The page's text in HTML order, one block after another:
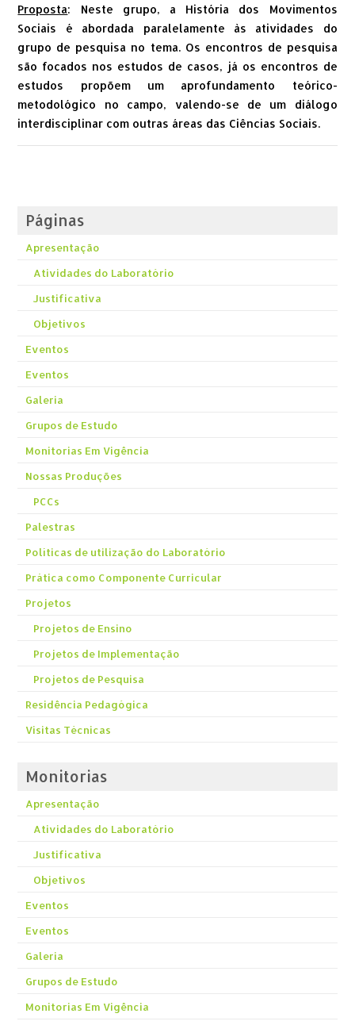
Proposta: Neste grupo, a História dos Movimentos
Sociais é abordada paralelamente às atividades do
grupo de pesquisa no tema. Os encontros de pesquisa
são focados nos estudos de casos, já os encontros de
estudos propõem um aprofundamento teórico-
metodológico no campo, valendo-se de um diálogo
interdisciplinar com outras áreas das Ciências Sociais.
Páginas
Apresentação
Atividades do Laboratório
Justificativa
Objetivos
Eventos
Eventos
Galeria
Grupos de Estudo
Monitorias Em Vigência
Nossas Produções
PCCs
Palestras
Políticas de utilização do Laboratório
Prática como Componente Curricular
Projetos
Projetos de Ensino
Projetos de Implementação
Projetos de Pesquisa
Residência Pedagógica
Visitas Técnicas
Monitorias
Apresentação
Atividades do Laboratório
Justificativa
Objetivos
Eventos
Eventos
Galeria
Grupos de Estudo
Monitorias Em Vigência